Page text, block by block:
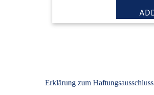
Erklärung zum Haftungsausschluss